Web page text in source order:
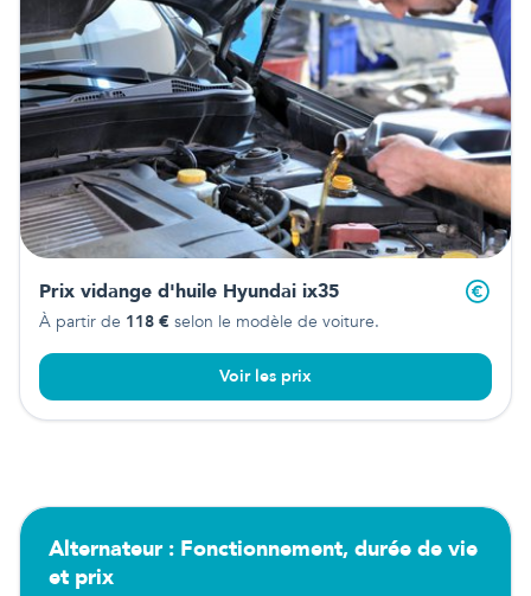
Prix vidange d'huile Hyundai ix35
À partir de 118 € selon le modèle de voiture.
Voir les prix
Alternateur : Fonctionnement, durée de vie
et prix